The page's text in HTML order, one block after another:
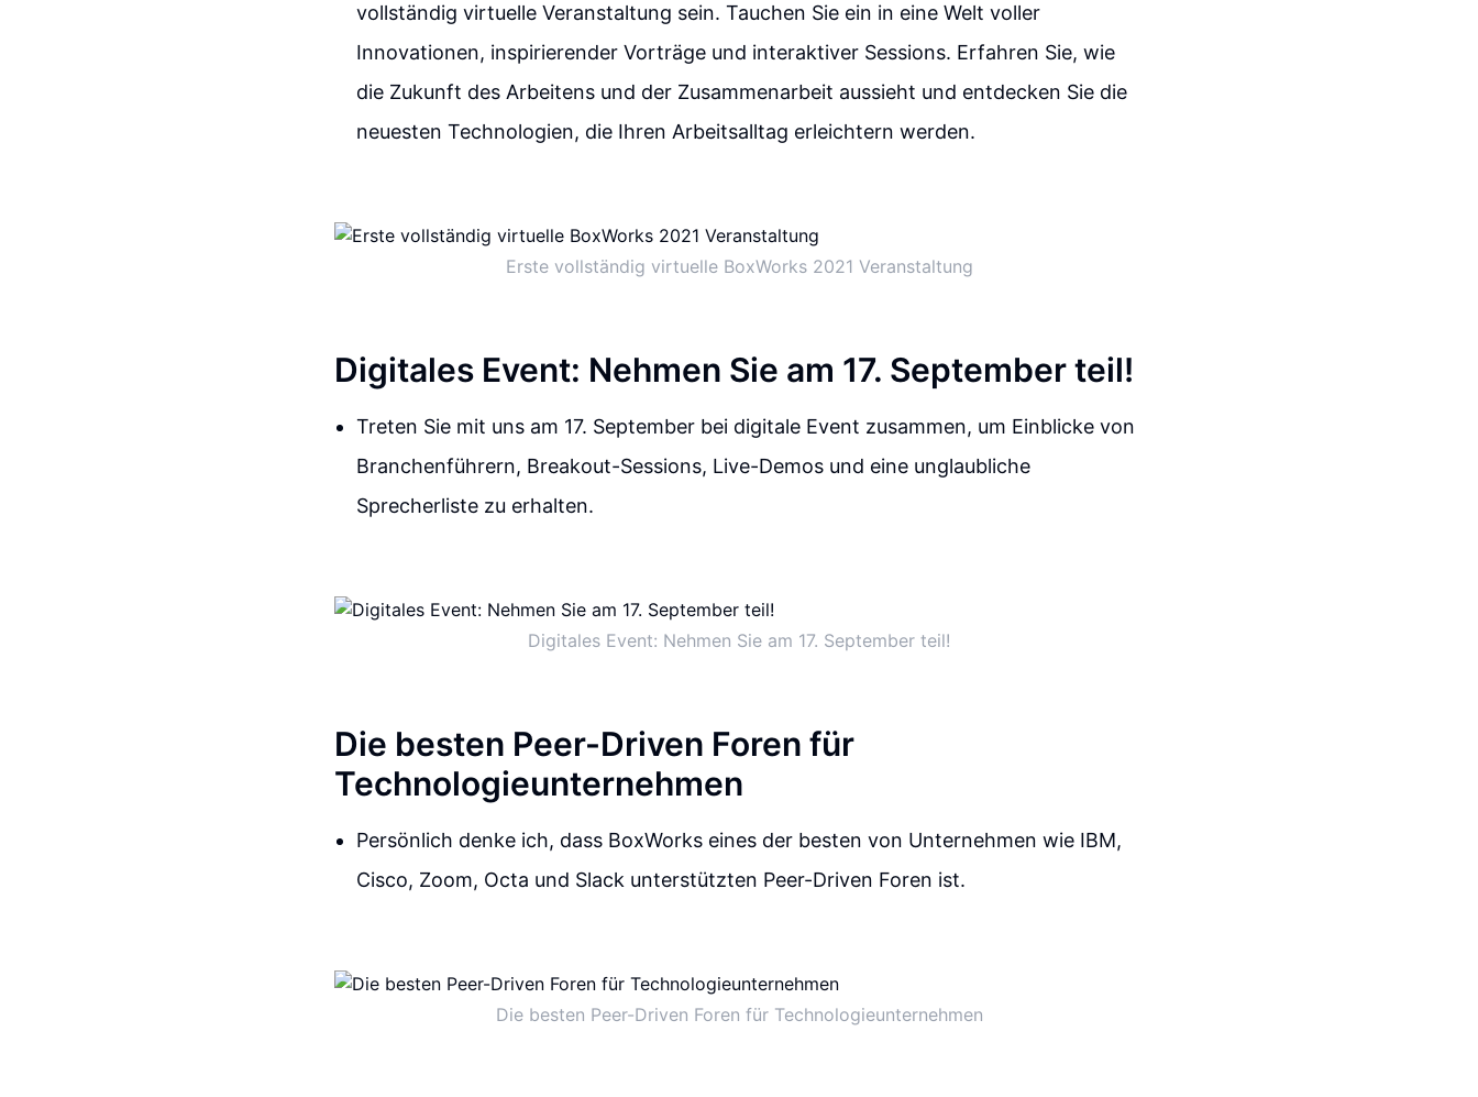
vollständig virtuelle Veranstaltung sein. Tauchen Sie ein in eine Welt voller
Innovationen, inspirierender Vorträge und interaktiver Sessions. Erfahren Sie, wie
die Zukunft des Arbeitens und der Zusammenarbeit aussieht und entdecken Sie die
neuesten Technologien, die Ihren Arbeitsalltag erleichtern werden.
Erste vollständig virtuelle BoxWorks 2021 Veranstaltung
Digitales Event: Nehmen Sie am 17. September teil!
Treten Sie mit uns am 17. September bei digitale Event zusammen, um Einblicke von
Branchenführern, Breakout-Sessions, Live-Demos und eine unglaubliche
Sprecherliste zu erhalten.
Digitales Event: Nehmen Sie am 17. September teil!
Die besten Peer-Driven Foren für
Technologieunternehmen
Persönlich denke ich, dass BoxWorks eines der besten von Unternehmen wie IBM,
Cisco, Zoom, Octa und Slack unterstützten Peer-Driven Foren ist.
Die besten Peer-Driven Foren für Technologieunternehmen